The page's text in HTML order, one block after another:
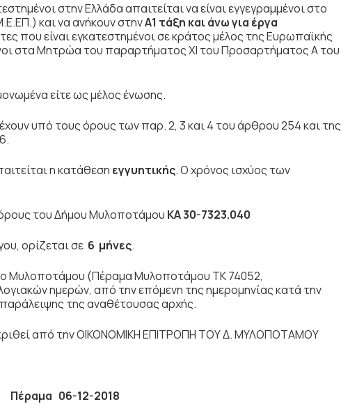
στην Ελλάδα απαιτείται να είναι εγγεγραμμένοι στο
και να ανήκουν στηνΑ1 τάξη και άνω για έργα
που είναι εγκατεστημένοι σε κράτος μέλος της Ευρωπαϊκής
στα Μητρώα του παραρτήματος ΧΙ του Προσαρτήματος Α του
είτε ως μέλος ένωσης.
υπό τους όρους των παρ. 2, 3 και 4 του άρθρου 254 και της
η κατάθεση εγγυητικής. Ο χρόνος ισχύος των
του Δήμου Μυλοποτάμου ΚΑ 30-7323.040
ορίζεται σε 6 μήνες.
Μυλοποτάμου (Πέραμα Μυλοποτάμου ΤΚ 74052,
ημερών, από την επόμενη της ημερομηνίας κατά την
της αναθέτουσας αρχής.
από την ΟΙΚΟΝΟΜΙΚΗ ΕΠΙΤΡΟΠΗ ΤΟΥ Δ. ΜΥΛΟΠΟΤΑΜΟΥ
Πέραμα 06-12-2018